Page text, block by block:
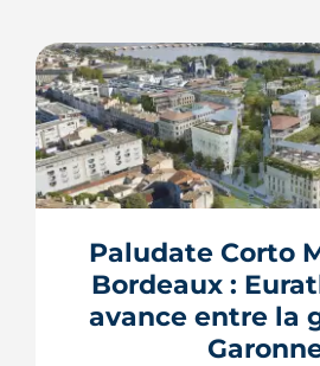
Paludate Corto
Bordeaux :
avance entre la